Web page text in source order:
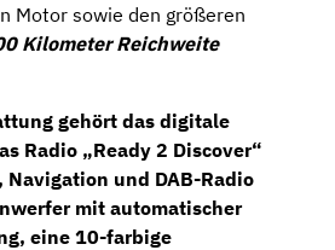
Motor sowie den größeren
Kilometer Reichweite
gehört das digitale
Radio „Ready 2 Discover“
Navigation und DAB-Radio
mit automatischer
eine 10-farbige